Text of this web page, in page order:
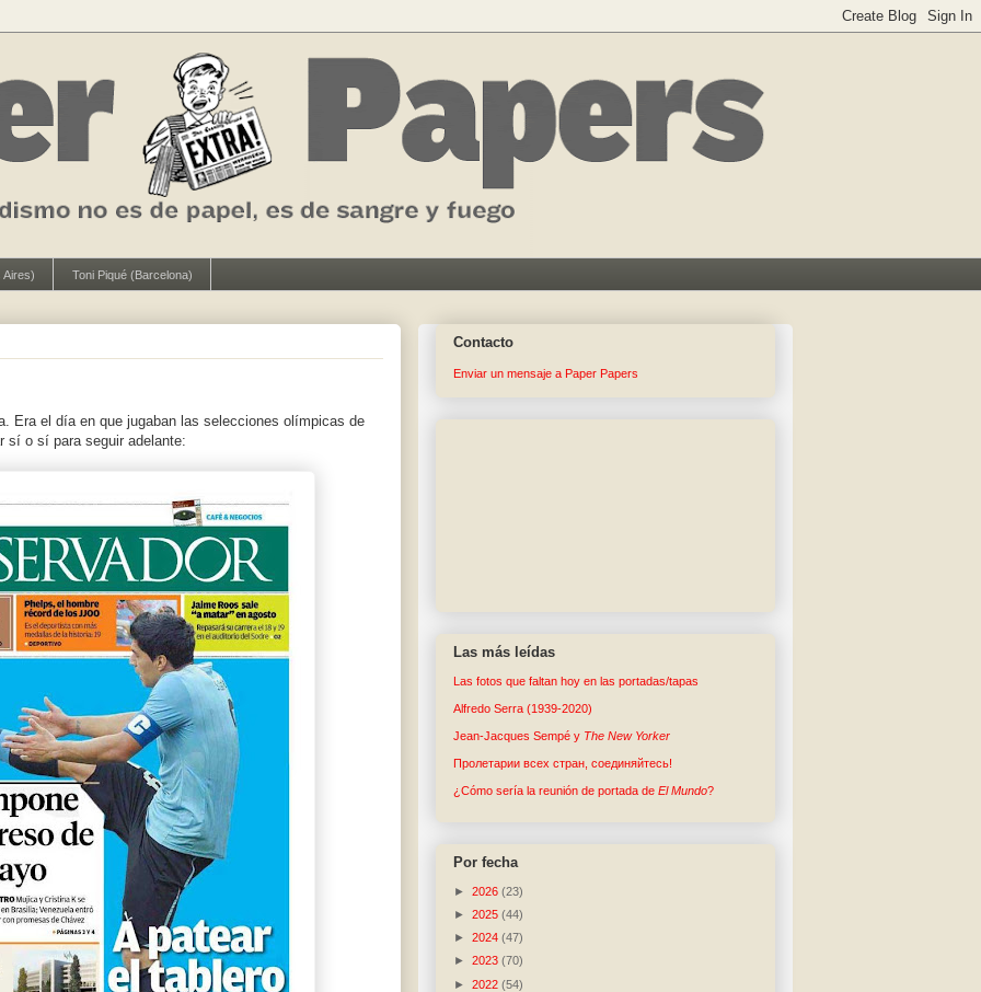
Aires) Toni Piqué (Barcelona)
Era el día en que jugaban las selecciones olímpicas de
sí o sí para seguir adelante:
Contacto
Enviar un mensaje a Paper Papers
Las más leídas
Las fotos que faltan hoy en las portadas/tapas
Alfredo Serra (1939-2020)
Jean-Jacques Sempé y The New Yorker
Пролетарии всех стран, соединяйтесь!
¿Cómo sería la reunión de portada de El Mundo?
Por fecha
► 2026 (23)
► 2025 (44)
► 2024 (47)
► 2023 (70)
► 2022 (54)